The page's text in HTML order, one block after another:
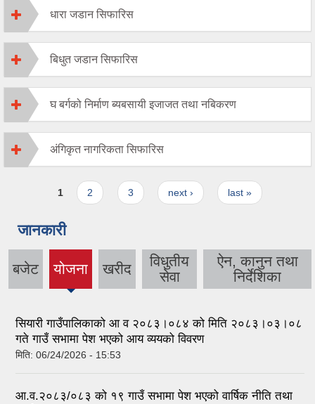
धारा जडान सिफारिस
बिधुत जडान सिफारिस
घ बर्गको निर्माण ब्यबसायी इजाजत तथा नबिकरण
अंगिकृत नागरिकता सिफारिस
Pages
1 2 3 next › last »
जानकारी
बजेट योजना
(active
tab)
खरीद
विधुतीय
सेवा
ऐन, कानुन तथा
निर्देशिका
सियारी गाउँपालिकाको आ व २०८३।०८४ को मिति २०८३।०३।०८
गते गाउँ सभामा पेश भएको आय व्ययको विवरण
मिति: 06/24/2026 - 15:53
आ.व.२०८३/०८३ को १९ गाउँ सभामा पेश भएको वार्षिक नीति तथा